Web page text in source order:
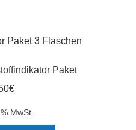
auf.
Optionen
Paket
€
MwSt.